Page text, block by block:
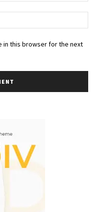
in this browser for the next